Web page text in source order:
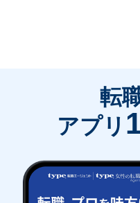
転
アプリ